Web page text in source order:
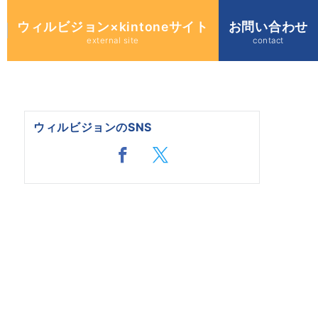
ウィルビジョン×kintoneサイト
external site
お問い合わせ
contact
ウィルビジョンのSNS